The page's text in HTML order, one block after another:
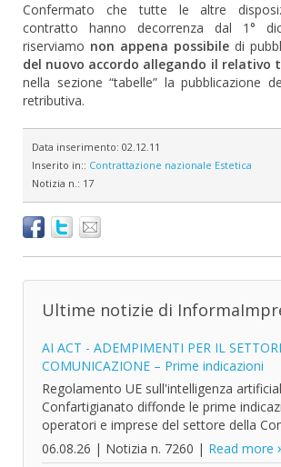
Confermato che tutte le altre
contratto hanno decorrenza dal 1°
riserviamo non appena possibile di
del nuovo accordo allegando il relativo
nella sezione “tabelle” la pubblicazione
retributiva.
Data inserimento: 02.12.11
Inserito in:: Contrattazione nazionale Estetica
Notizia n.: 17
Ultime notizie di
AI ACT - ADEMPIMENTI PER IL
COMUNICAZIONE – Prime indicazioni
Regolamento UE sull'intelligenza
Confartigianato diffonde le prime
operatori e imprese del settore della
06.08.26 | Notizia n. 7260 | Read more